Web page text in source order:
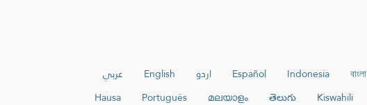
عربي English اردو Español Indonesia বাংলা
Hausa
Português മലയാളം తెలుగు Kiswahili